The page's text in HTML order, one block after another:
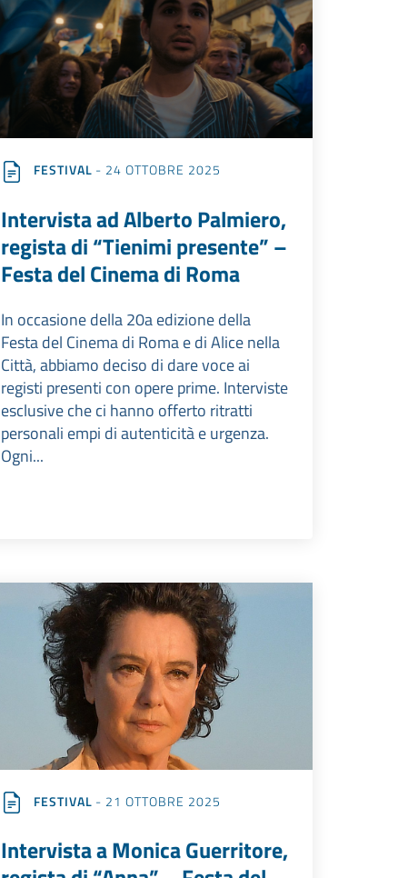
FESTIVAL - 24 OTTOBRE 2025
Intervista ad Alberto Palmiero,
regista di “Tienimi presente” –
Festa del Cinema di Roma
In occasione della 20a edizione della
Festa del Cinema di Roma e di Alice nella
Città, abbiamo deciso di dare voce ai
registi presenti con opere prime. Interviste
esclusive che ci hanno offerto ritratti
personali empi di autenticità e urgenza.
Ogni...
FESTIVAL - 21 OTTOBRE 2025
Intervista a Monica Guerritore,